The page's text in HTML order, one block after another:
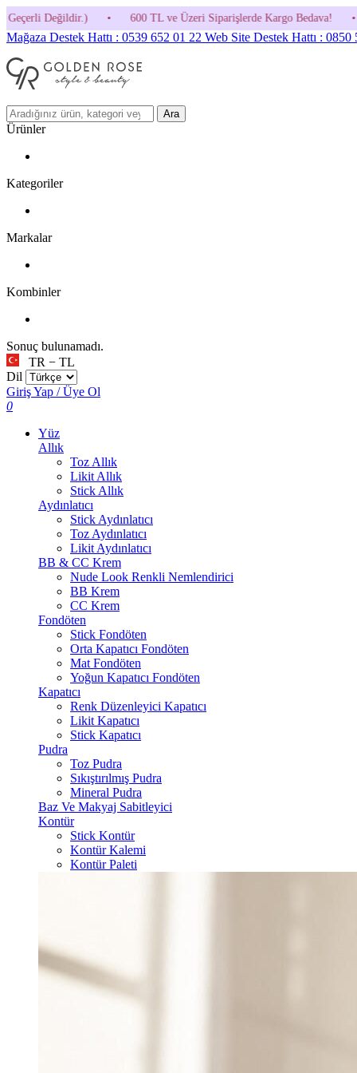
• 600 TL ve Üzeri Siparişlerde Kargo Bedava! • HOSGELDIN30
Mağaza Destek Hattı : 0539 652 01 22 Web Site Destek Hattı : 0850
Ara
Ürünler
Kategoriler
Markalar
Kombinler
Sonuç bulunamadı.
TR − TL
Dil
Giriş Yap / Üye Ol
0
Yüz
Allık
Toz Allık
Likit Allık
Stick Allık
Aydınlatıcı
Stick Aydınlatıcı
Toz Aydınlatıcı
Likit Aydınlatıcı
BB & CC Krem
Nude Look Renkli Nemlendirici
BB Krem
CC Krem
Fondöten
Stick Fondöten
Orta Kapatıcı Fondöten
Mat Fondöten
Yoğun Kapatıcı Fondöten
Kapatıcı
Renk Düzenleyici Kapatıcı
Likit Kapatıcı
Stick Kapatıcı
Pudra
Toz Pudra
Sıkıştırılmış Pudra
Mineral Pudra
Baz Ve Makyaj Sabitleyici
Kontür
Stick Kontür
Kontür Kalemi
Kontür Paleti